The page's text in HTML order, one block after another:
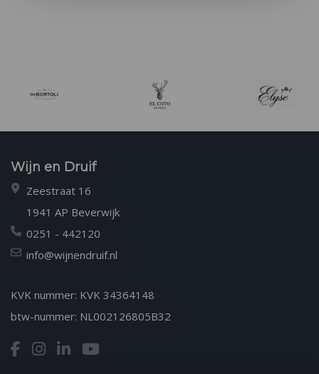
Wijn en Druif
Zeestraat 16
1941 AP Beverwijk
0251 - 442120
info@wijnendruif.nl
KVK nummer: KVK 34364148
btw-nummer: NL002126805B32